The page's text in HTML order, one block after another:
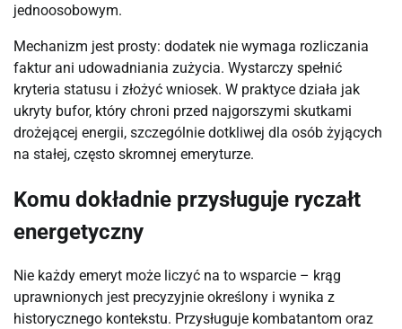
jednoosobowym.
Mechanizm jest prosty: dodatek nie wymaga rozliczania
faktur ani udowadniania zużycia. Wystarczy spełnić
kryteria statusu i złożyć wniosek. W praktyce działa jak
ukryty bufor, który chroni przed najgorszymi skutkami
drożejącej energii, szczególnie dotkliwej dla osób żyjących
na stałej, często skromnej emeryturze.
Komu dokładnie przysługuje ryczałt
energetyczny
Nie każdy emeryt może liczyć na to wsparcie – krąg
uprawnionych jest precyzyjnie określony i wynika z
historycznego kontekstu. Przysługuje kombatantom oraz